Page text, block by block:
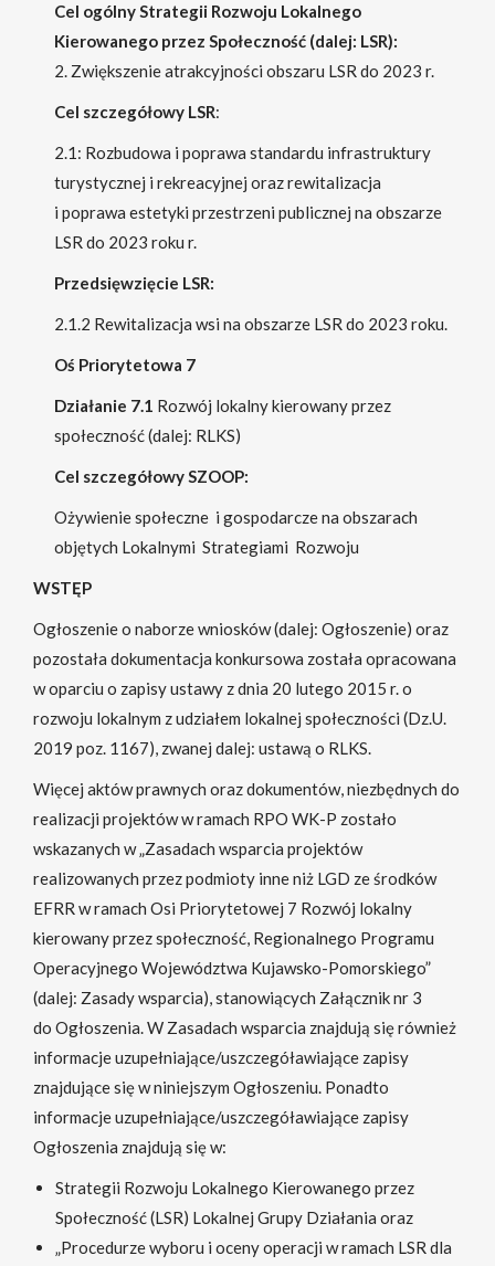
Cel ogólny Strategii Rozwoju Lokalnego
Kierowanego przez Społeczność (dalej: LSR):
2. Zwiększenie atrakcyjności obszaru LSR do 2023 r.
Cel szczegółowy LSR:
2.1: Rozbudowa i poprawa standardu infrastruktury
turystycznej i rekreacyjnej oraz rewitalizacja
i poprawa estetyki przestrzeni publicznej na obszarze
LSR do 2023 roku r.
Przedsięwzięcie LSR:
2.1.2 Rewitalizacja wsi na obszarze LSR do 2023 roku.
Oś Priorytetowa 7
Działanie 7.1 Rozwój lokalny kierowany przez
społeczność (dalej: RLKS)
Cel szczegółowy SZOOP:
Ożywienie społeczne i gospodarcze na obszarach
objętych Lokalnymi Strategiami Rozwoju
WSTĘP
Ogłoszenie o naborze wniosków (dalej: Ogłoszenie) oraz
pozostała dokumentacja konkursowa została opracowana
w oparciu o zapisy ustawy z dnia 20 lutego 2015 r. o
rozwoju lokalnym z udziałem lokalnej społeczności (Dz.U.
2019 poz. 1167), zwanej dalej: ustawą o RLKS.
Więcej aktów prawnych oraz dokumentów, niezbędnych do
realizacji projektów w ramach RPO WK-P zostało
wskazanych w „Zasadach wsparcia projektów
realizowanych przez podmioty inne niż LGD ze środków
EFRR w ramach Osi Priorytetowej 7 Rozwój lokalny
kierowany przez społeczność, Regionalnego Programu
Operacyjnego Województwa Kujawsko-Pomorskiego”
(dalej: Zasady wsparcia), stanowiących Załącznik nr 3
do Ogłoszenia. W Zasadach wsparcia znajdują się również
informacje uzupełniające/uszczegóławiające zapisy
znajdujące się w niniejszym Ogłoszeniu. Ponadto
informacje uzupełniające/uszczegóławiające zapisy
Ogłoszenia znajdują się w:
Strategii Rozwoju Lokalnego Kierowanego przez
Społeczność (LSR) Lokalnej Grupy Działania oraz
„Procedurze wyboru i oceny operacji w ramach LSR dla